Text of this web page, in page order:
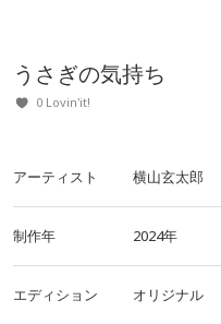
うさぎの気持ち
0 Lovin'it!
アーティスト 横山玄太郎
制作年 2024年
エディション オリジナル